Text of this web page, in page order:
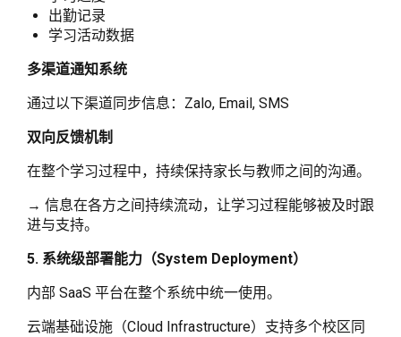
出勤记录
学习活动数据
多渠道通知系统
通过以下渠道同步信息：Zalo, Email, SMS
双向反馈机制
在整个学习过程中，持续保持家长与教师之间的沟通。
→ 信息在各方之间持续流动，让学习过程能够被及时跟
进与支持。
5. 系统级部署能力（System Deployment）
内部 SaaS 平台在整个系统中统一使用。
云端基础设施（Cloud Infrastructure）支持多个校区同